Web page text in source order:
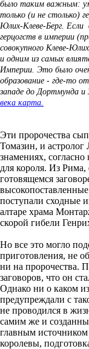
было таким важным:
только (и не столько)
Юлих-Клеве-Берг. Если
герцогств в империи
совокупного Клеве-
и одним из самых
Империи. Это было
образование - где-то
западе до Дортмунда и
века карта.
Эти пророчества
Томазин, и астролог
знамениях,
для короля. Из
готовящемся
поступали сходные
алтаре храма
скорой гибели
Но все это могло
приготовления, не
ни на пророчества.
заговоров, что он
Однако ни о каком
предупреждали с
не проводился в
самим же и
главным
королевы,